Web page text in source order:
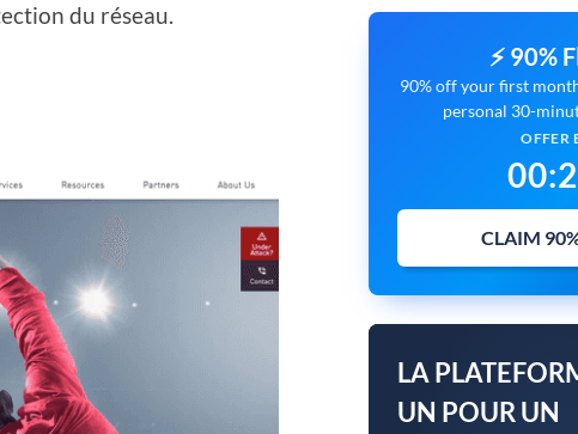
du réseau.
⚡ 90%
90% off your first
personal 30-
OFFER
00:
CLAIM
LA
UN POUR UN